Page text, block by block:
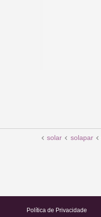
solar solapar
Política de Privacidade